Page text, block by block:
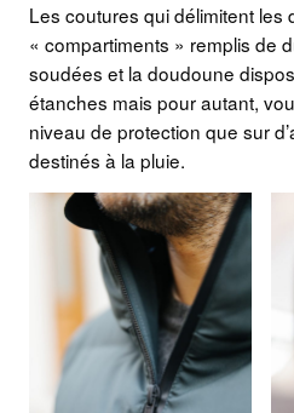
Les coutures qui délimitent les
« compartiments » remplis de
soudées et la doudoune
étanches mais pour autant,
niveau de protection que sur
destinés à la pluie.